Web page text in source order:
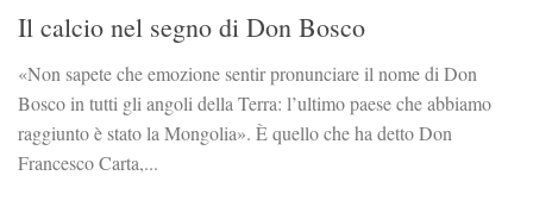
Il calcio nel segno di Don Bosco
«Non sapete che emozione sentir pronunciare il nome di Don
Bosco in tutti gli angoli della Terra: l’ultimo paese che abbiamo
raggiunto è stato la Mongolia». È quello che ha detto Don
Francesco Carta,...